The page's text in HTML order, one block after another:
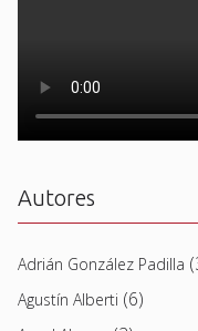
Autores
Adrián González Padilla
Agustín Alberti (6)